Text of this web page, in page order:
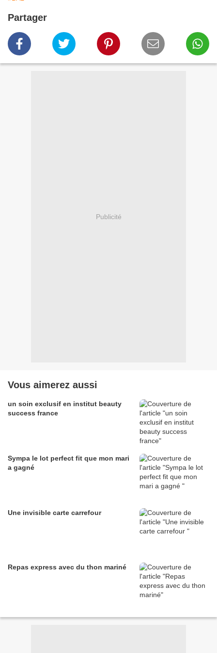
Partager
Publicité
Vous aimerez aussi
un soin exclusif en institut beauty
success france
Sympa le lot perfect fit que mon mari
a gagné
Une invisible carte carrefour
Repas express avec du thon mariné